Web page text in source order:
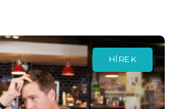
HÍREK